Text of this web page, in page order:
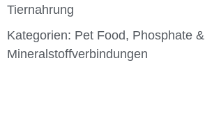
Tiernahrung
Kategorien: Pet Food, Phosphate &
Mineralstoffverbindungen